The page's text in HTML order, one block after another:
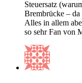
Steuersatz
Brembrücke –
Alles in allem
so sehr Fan von